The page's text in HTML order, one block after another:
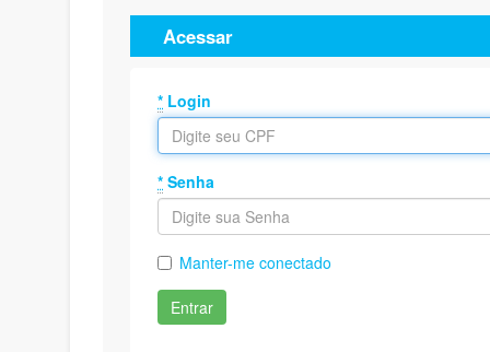
Acessar
* Login
* Senha
Manter-me conectado